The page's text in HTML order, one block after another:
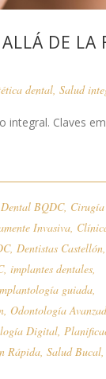
DE LA
dental Salud
integral. Claves
BQDC,
Invasiva
, Dentistas Castellón
, implantes dentales
guiada
Odontología
Digital
Rápida Salud Bucal